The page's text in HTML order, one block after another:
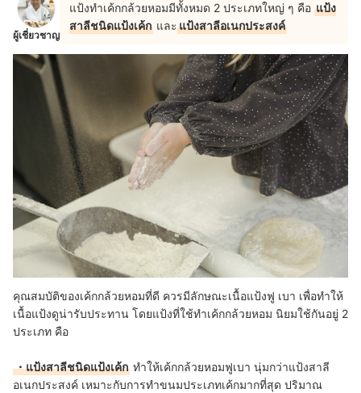
ผู้เชี่ยวชาญ
แป้งทำเค้กกล้วยหอมมีทั้งหมด 2 ประเภทใหญ่ ๆ คือ แป้ง
สาลีชนิดแป้งเค้ก และแป้งสาลีอเนกประสงค์
คุณสมบัติของเค้กกล้วยหอมที่ดี ควรมีลักษณะเนื้อแป้งฟู เบา เพื่อทำให้
เนื้อแป้งดูน่ารับประทาน โดยแป้งที่ใช้ทำเค้กกล้วยหอม นิยมใช้กันอยู่ 2
ประเภท คือ
・แป้งสาลีชนิดแป้งเค้ก ทำให้เค้กกล้วยหอมฟูเบา นุ่มกว่าแป้งสาลี
อเนกประสงค์ เหมาะกับการทำขนมประเภทเค้กมากที่สุด ปริมาณ